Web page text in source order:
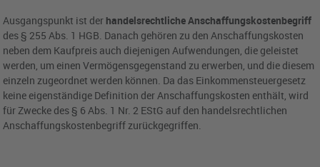
Ausgangspunkt ist der handelsrechtliche Anschaffungskostenbegriff
des § 255 Abs. 1 HGB. Danach gehören zu den Anschaffungskosten
neben dem Kaufpreis auch diejenigen Aufwendungen, die geleistet
werden, um einen Vermögensgegenstand zu erwerben, und die diesem
einzeln zugeordnet werden können. Da das Einkommensteuergesetz
keine eigenständige Definition der Anschaffungskosten enthält, wird
für Zwecke des § 6 Abs. 1 Nr. 2 EStG auf den handelsrechtlichen
Anschaffungskostenbegriff zurückgegriffen.